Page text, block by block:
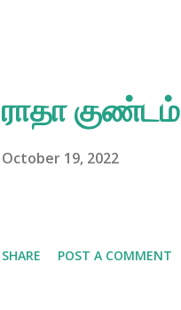
ராதா குண்டம்
October 19, 2022
SHARE POST A COMMENT